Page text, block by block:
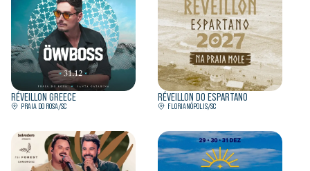
RÉVEILLON GREECE
PRAIA DO ROSA/SC
RÉVEILLON DO ESPARTANO
FLORIANÓPOLIS/SC